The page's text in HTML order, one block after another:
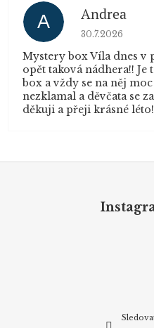
A Andrea
Hodnocení
30.7.2026
Mystery box Víla dnes v
opět taková nádhera!!
box a vždy se na něj
nezklamal a děvčata se
děkuji a přeji krásné léto!